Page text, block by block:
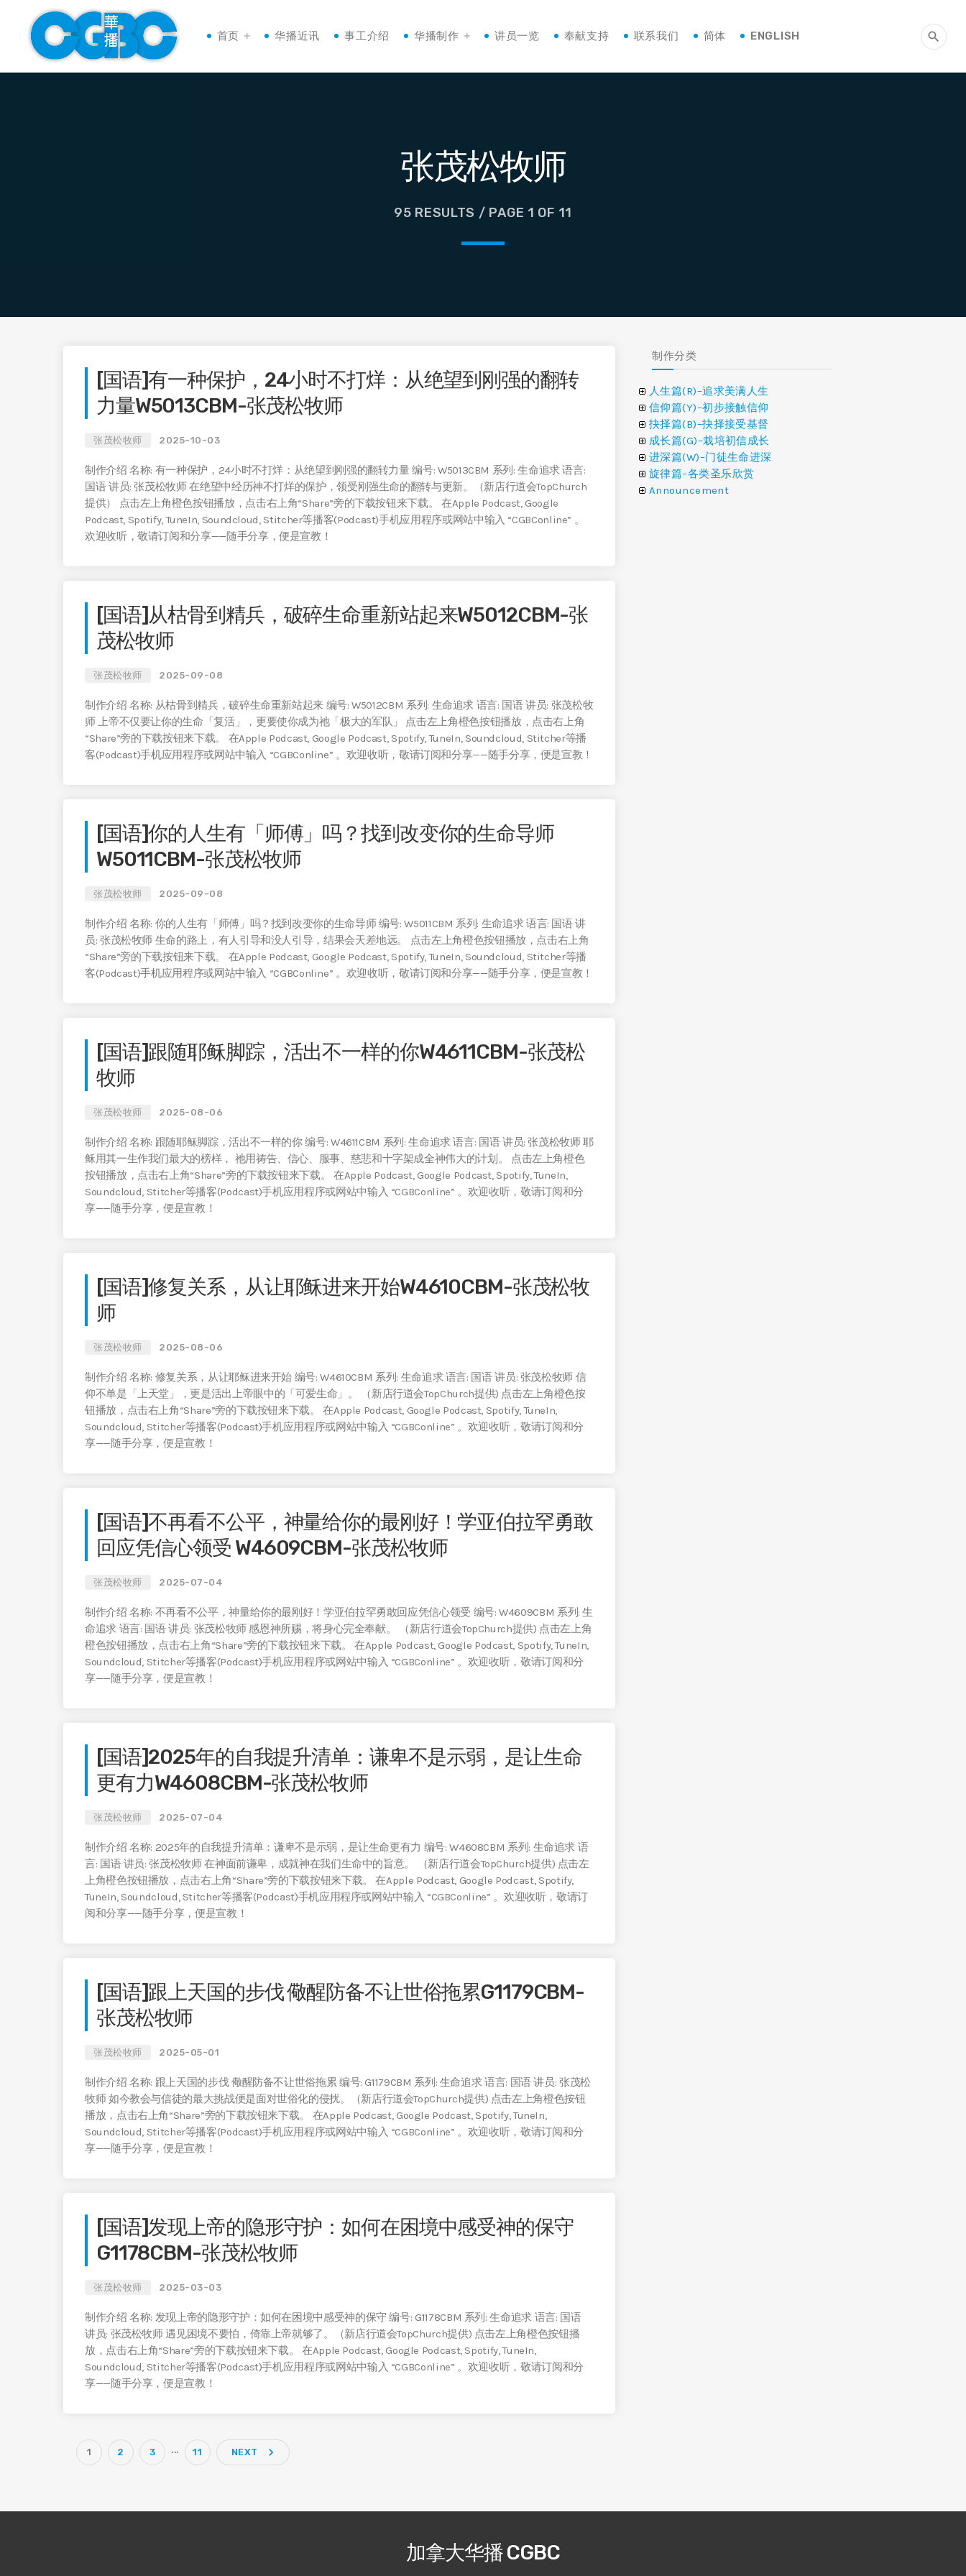
首页 华播近讯 事工介绍 华播制作 讲员一览 奉献支持 联系我们 简体 ENGLISH search
张茂松牧师
95 RESULTS / PAGE 1 OF 11
[国语]有一种保护，24小时不打烊：从绝望到刚强的翻转
力量W5013CBM-张茂松牧师
张茂松牧师 2025-10-03
制作介绍 名称: 有一种保护，24小时不打烊：从绝望到刚强的翻转力量 编号: W5013CBM 系列: 生命追求 语言:
国语 讲员: 张茂松牧师 在绝望中经历神不打烊的保护，领受刚强生命的翻转与更新。（新店行道会TopChurch
提供） 点击左上角橙色按钮播放，点击右上角“Share”旁的下载按钮来下载。 在Apple Podcast, Google
Podcast, Spotify, TuneIn, Soundcloud, Stitcher等播客(Podcast)手机应用程序或网站中输入 “CGBConline” 。
欢迎收听，敬请订阅和分享——随手分享，便是宣教！
[国语]从枯骨到精兵，破碎生命重新站起来W5012CBM-张
茂松牧师
张茂松牧师 2025-09-08
制作介绍 名称: 从枯骨到精兵，破碎生命重新站起来 编号: W5012CBM 系列: 生命追求 语言: 国语 讲员: 张茂松牧
师 上帝不仅要让你的生命「复活」，更要使你成为祂「极大的军队」 点击左上角橙色按钮播放，点击右上角
“Share”旁的下载按钮来下载。 在Apple Podcast, Google Podcast, Spotify, TuneIn, Soundcloud, Stitcher等播
客(Podcast)手机应用程序或网站中输入 “CGBConline” 。欢迎收听，敬请订阅和分享——随手分享，便是宣教！
[国语]你的人生有「师傅」吗？找到改变你的生命导师
W5011CBM-张茂松牧师
张茂松牧师 2025-09-08
制作介绍 名称: 你的人生有「师傅」吗？找到改变你的生命导师 编号: W5011CBM 系列: 生命追求 语言: 国语 讲
员: 张茂松牧师 生命的路上，有人引导和没人引导，结果会天差地远。 点击左上角橙色按钮播放，点击右上角
“Share”旁的下载按钮来下载。 在Apple Podcast, Google Podcast, Spotify, TuneIn, Soundcloud, Stitcher等播
客(Podcast)手机应用程序或网站中输入 “CGBConline” 。欢迎收听，敬请订阅和分享——随手分享，便是宣教！
[国语]跟随耶稣脚踪，活出不一样的你W4611CBM-张茂松
牧师
张茂松牧师 2025-08-06
制作介绍 名称: 跟随耶稣脚踪，活出不一样的你 编号: W4611CBM 系列: 生命追求 语言: 国语 讲员: 张茂松牧师 耶
稣用其一生作我们最大的榜样， 祂用祷告、信心、服事、慈悲和十字架成全神伟大的计划。 点击左上角橙色
按钮播放，点击右上角“Share”旁的下载按钮来下载。 在Apple Podcast, Google Podcast, Spotify, TuneIn,
Soundcloud, Stitcher等播客(Podcast)手机应用程序或网站中输入 “CGBConline” 。欢迎收听，敬请订阅和分
享——随手分享，便是宣教！
[国语]修复关系，从让耶稣进来开始W4610CBM-张茂松牧
师
张茂松牧师 2025-08-06
制作介绍 名称: 修复关系，从让耶稣进来开始 编号: W4610CBM 系列: 生命追求 语言: 国语 讲员: 张茂松牧师 信
仰不单是「上天堂」，更是活出上帝眼中的「可爱生命」。 （新店行道会TopChurch提供) 点击左上角橙色按
钮播放，点击右上角“Share”旁的下载按钮来下载。 在Apple Podcast, Google Podcast, Spotify, TuneIn,
Soundcloud, Stitcher等播客(Podcast)手机应用程序或网站中输入 “CGBConline” 。欢迎收听，敬请订阅和分
享——随手分享，便是宣教！
[国语]不再看不公平，神量给你的最刚好！学亚伯拉罕勇敢
回应凭信心领受 W4609CBM-张茂松牧师
张茂松牧师 2025-07-04
制作介绍 名称: 不再看不公平，神量给你的最刚好！学亚伯拉罕勇敢回应凭信心领受 编号: W4609CBM 系列: 生
命追求 语言: 国语 讲员: 张茂松牧师 感恩神所赐，将身心完全奉献。 （新店行道会TopChurch提供) 点击左上角
橙色按钮播放，点击右上角“Share”旁的下载按钮来下载。 在Apple Podcast, Google Podcast, Spotify, TuneIn,
Soundcloud, Stitcher等播客(Podcast)手机应用程序或网站中输入 “CGBConline” 。欢迎收听，敬请订阅和分
享——随手分享，便是宣教！
[国语]2025年的自我提升清单：谦卑不是示弱，是让生命
更有力W4608CBM-张茂松牧师
张茂松牧师 2025-07-04
制作介绍 名称: 2025年的自我提升清单：谦卑不是示弱，是让生命更有力 编号: W4608CBM 系列: 生命追求 语
言: 国语 讲员: 张茂松牧师 在神面前谦卑，成就神在我们生命中的旨意。 （新店行道会TopChurch提供) 点击左
上角橙色按钮播放，点击右上角“Share”旁的下载按钮来下载。 在Apple Podcast, Google Podcast, Spotify,
TuneIn, Soundcloud, Stitcher等播客(Podcast)手机应用程序或网站中输入 “CGBConline” 。欢迎收听，敬请订
阅和分享——随手分享，便是宣教！
[国语]跟上天国的步伐 儆醒防备不让世俗拖累G1179CBM-
张茂松牧师
张茂松牧师 2025-05-01
制作介绍 名称: 跟上天国的步伐 儆醒防备不让世俗拖累 编号: G1179CBM 系列: 生命追求 语言: 国语 讲员: 张茂松
牧师 如今教会与信徒的最大挑战便是面对世俗化的侵扰。（新店行道会TopChurch提供) 点击左上角橙色按钮
播放，点击右上角“Share”旁的下载按钮来下载。 在Apple Podcast, Google Podcast, Spotify, TuneIn,
Soundcloud, Stitcher等播客(Podcast)手机应用程序或网站中输入 “CGBConline” 。欢迎收听，敬请订阅和分
享——随手分享，便是宣教！
[国语]发现上帝的隐形守护：如何在困境中感受神的保守
G1178CBM-张茂松牧师
张茂松牧师 2025-03-03
制作介绍 名称: 发现上帝的隐形守护：如何在困境中感受神的保守 编号: G1178CBM 系列: 生命追求 语言: 国语
讲员: 张茂松牧师 遇见困境不要怕，倚靠上帝就够了。（新店行道会TopChurch提供) 点击左上角橙色按钮播
放，点击右上角“Share”旁的下载按钮来下载。 在Apple Podcast, Google Podcast, Spotify, TuneIn,
Soundcloud, Stitcher等播客(Podcast)手机应用程序或网站中输入 “CGBConline” 。欢迎收听，敬请订阅和分
享——随手分享，便是宣教！
1 2 3 ... 11 NEXT navigate_next
制作分类
人生篇(R)–追求美满人生
信仰篇(Y)–初步接触信仰
抉择篇(B)–抉择接受基督
成长篇(G)–栽培初信成长
进深篇(W)–门徒生命进深
旋律篇–各类圣乐欣赏
Announcement
加拿大华播 CGBC